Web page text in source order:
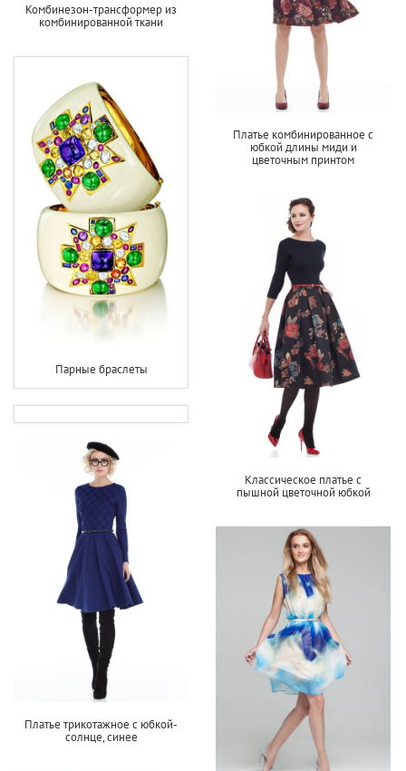
Комбинезон-трансформер из
комбинированной ткани
Платье комбинированное с
юбкой длины миди и
цветочным принтом
Парные браслеты
Классическое платье с
пышной цветочной юбкой
Платье трикотажное с юбкой-
солнце, синее